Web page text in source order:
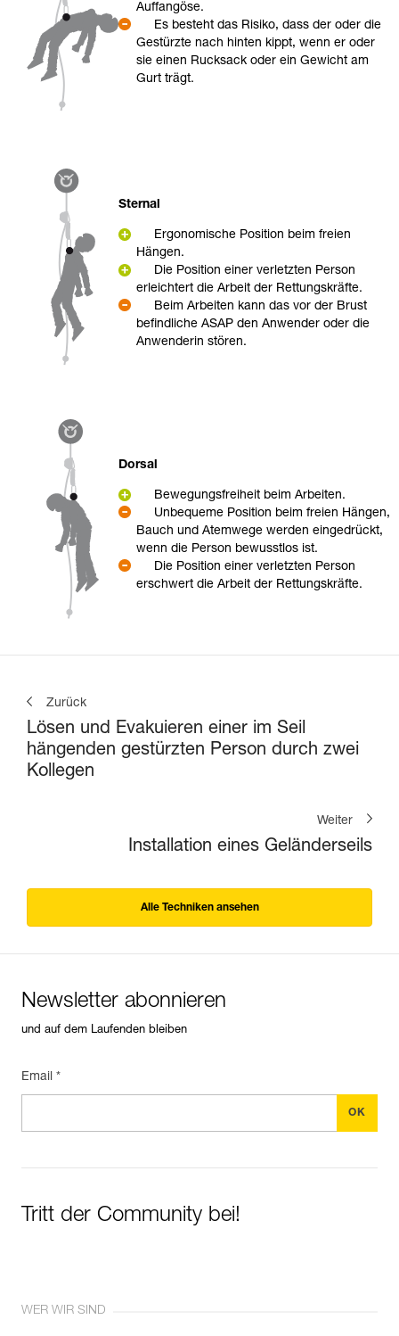
Auffangöse.
Es besteht das Risiko, dass der oder die
Gestürzte nach hinten kippt, wenn er oder
sie einen Rucksack oder ein Gewicht am
Gurt trägt.
Sternal
Ergonomische Position beim freien
Hängen.
Die Position einer verletzten Person
erleichtert die Arbeit der Rettungskräfte.
Beim Arbeiten kann das vor der Brust
befindliche ASAP den Anwender oder die
Anwenderin stören.
Dorsal
Bewegungsfreiheit beim Arbeiten.
Unbequeme Position beim freien Hängen,
Bauch und Atemwege werden eingedrückt,
wenn die Person bewusstlos ist.
Die Position einer verletzten Person
erschwert die Arbeit der Rettungskräfte.
Zurück
Lösen und Evakuieren einer im Seil
hängenden gestürzten Person durch zwei
Kollegen
Weiter
Installation eines Geländerseils
Alle Techniken ansehen
Newsletter abonnieren
und auf dem Laufenden bleiben
Email *
Tritt der Community bei!
WER WIR SIND